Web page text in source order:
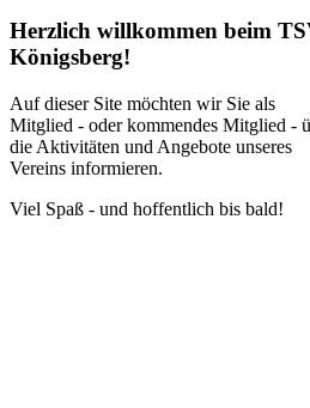
Herzlich willkommen beim
Königsberg!
Auf dieser Site möchten wir Sie als
Mitglied - oder kommendes Mitglied -
die Aktivitäten und Angebote unseres
Vereins informieren.
Viel Spaß - und hoffentlich bis bald!